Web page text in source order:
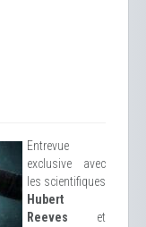
Entrevue
exclusive avec
les scientifiques
Hubert
Reeves et